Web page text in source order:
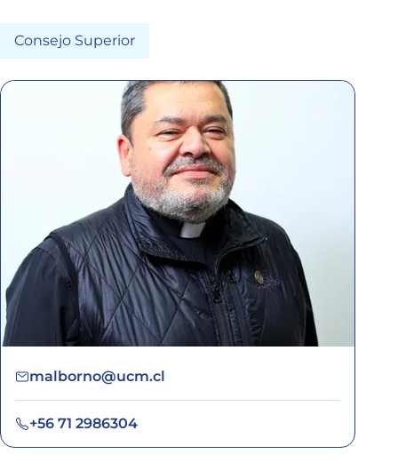
Consejo Superior
malborno@ucm.cl
+56 71 2986304